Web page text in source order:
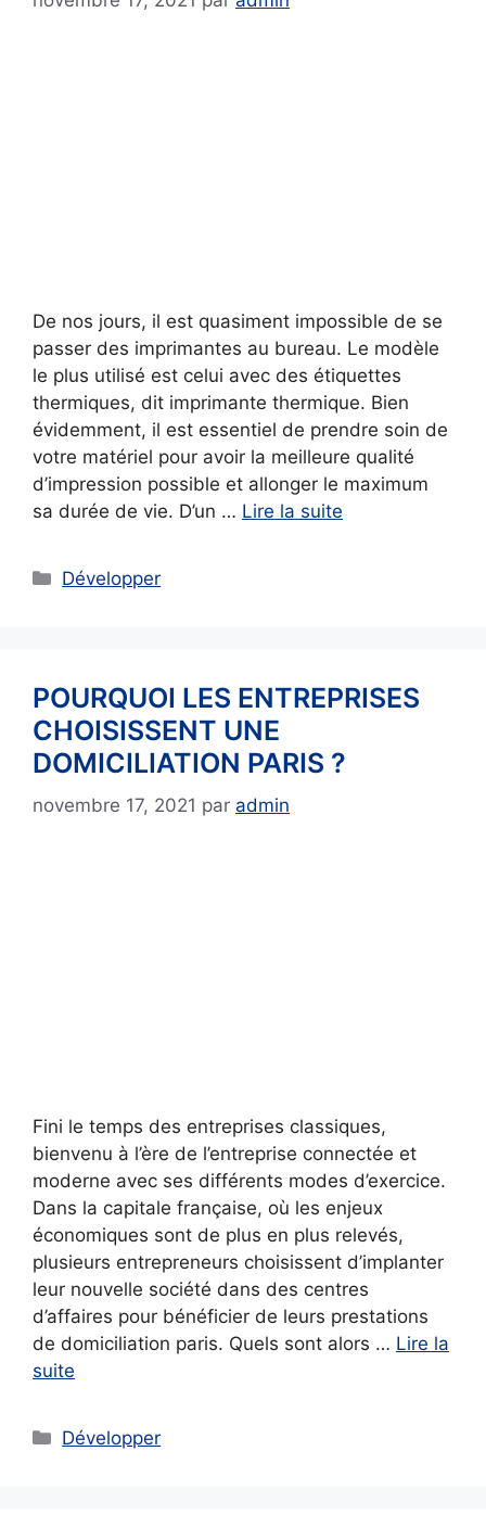
De nos jours, il est quasiment impossible de se
passer des imprimantes au bureau. Le modèle
le plus utilisé est celui avec des étiquettes
thermiques, dit imprimante thermique. Bien
évidemment, il est essentiel de prendre soin de
votre matériel pour avoir la meilleure qualité
d’impression possible et allonger le maximum
sa durée de vie. D’un … Lire la suite
Catégories
Développer
POURQUOI LES ENTREPRISES
CHOISISSENT UNE
DOMICILIATION PARIS ?
novembre 17, 2021 par admin
Fini le temps des entreprises classiques,
bienvenu à l’ère de l’entreprise connectée et
moderne avec ses différents modes d’exercice.
Dans la capitale française, où les enjeux
économiques sont de plus en plus relevés,
plusieurs entrepreneurs choisissent d’implanter
leur nouvelle société dans des centres
d’affaires pour bénéficier de leurs prestations
de domiciliation paris. Quels sont alors … Lire la
suite
Catégories
Développer